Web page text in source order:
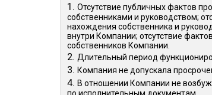
1. Отсутствие публичных фактов
собственниками и руководством;
нахождения собственника и
внутри Компании; отсутствие
собственников Компании.
2. Длительный период
3. Компания не допускала
4. В отношении Компании не
по исполнительным документам.